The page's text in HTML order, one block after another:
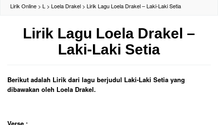
Lirik Online > L > Loela Drakel > Lirik Lagu Loela Drakel – Laki-Laki Setia
Lirik Lagu Loela Drakel –
Laki-Laki Setia
Berikut adalah Lirik dari lagu berjudul Laki-Laki Setia yang
dibawakan oleh Loela Drakel.